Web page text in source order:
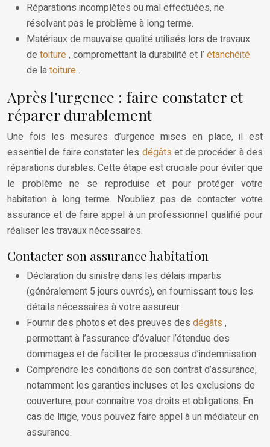
Réparations incomplètes ou mal effectuées, ne
résolvant pas le problème à long terme.
Matériaux de mauvaise qualité utilisés lors de travaux
de toiture, compromettant la durabilité et l’ étanchéité
de latoiture.
Après l’urgence : faire constater et
réparer durablement
Une fois les mesures d’urgence mises en place, il est
essentiel de faire constater les dégâts et de procéder à des
réparations durables. Cette étape est cruciale pour éviter que
le problème ne se reproduise et pour protéger votre
habitation à long terme. N’oubliez pas de contacter votre
assurance et de faire appel à un professionnel qualifié pour
réaliser les travaux nécessaires.
Contacter son assurance habitation
Déclaration du sinistre dans les délais impartis
(généralement 5 jours ouvrés), en fournissant tous les
détails nécessaires à votre assureur.
Fournir des photos et des preuves des dégâts ,
permettant à l’assurance d’évaluer l’étendue des
dommages et de faciliter le processus d’indemnisation.
Comprendre les conditions de son contrat d’assurance,
notamment les garanties incluses et les exclusions de
couverture, pour connaître vos droits et obligations. En
cas de litige, vous pouvez faire appel à un médiateur en
assurance.